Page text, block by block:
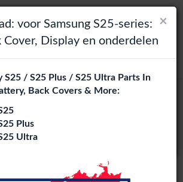
×
je inVerenigde Statenbent.
en.phone-city.nl
Blijf op deze site
Login
onderdelen groothandel
in Europa. Wij leveren exclusief
retailers, webshops, refurbishers en
×
voor Samsung S25-series:
Cover, Display en onderdelen
S25 / S25 Plus / S25 Ultra Parts In
Back Covers & More:
Plus
Ultra